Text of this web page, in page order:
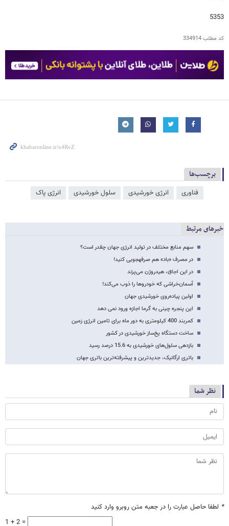
5353
کد مطلب334914
برچسب‌ها
فناوری انرژی خورشیدی سلول خورشیدی انرژی پاک
خبرهای مرتبط
سهم منابع مختلف در تولید انرژی جهان چقدر است؟
در مصرف «باد» هم صرفه‎جویی کنید!
در این اجاق، هیدروژن می‌پزند
آسمان‌خراشی که خودروها را ذوب می‌کند!
اولین پیاده‌روی خورشیدی جهان
این پنجره چینی به گرما اجازه ورود نمی دهد
کمربند 400 کیلومتری به دور ماه برای تامین انرژی زمین
ساخت دستگاه یخ‌ساز خورشیدی در کشور
بازدهی سلول‌های خورشیدی به 15.6 درصد رسید
باتری ارگانیک، جدیدترین و پیشرفته‌ترین باتری جهان
نظر شما
* لطفا حاصل عبارت را در جعبه متن روبرو وارد کنید
1 + 2 =